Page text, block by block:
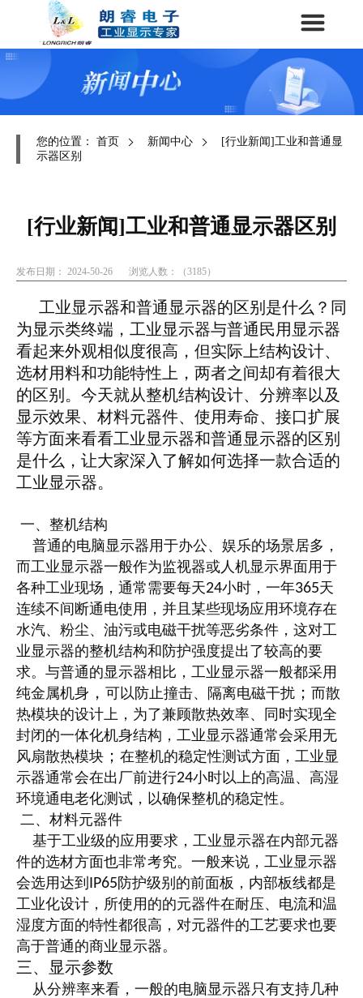
您的位置： 首页 新闻中心
[行业新闻]工业和普通显
示器区别
[行业新闻]工业和普通显示器区别
发布日期： 2024-50-26 浏览人数：（3185）
工业显示器和普通显示器的区别是什么 ？ 同
为显示类终端，工业显示器与普通民用显示器
看起来外观相似度很高，但实际上结构设计、
选材用料和功能特性上，两者之间却有着很大
的区别。今天就从整机结构设计、分辨率以及
显示效果、材料元器件、使用寿命、接口扩展
等方面来看看工业显示器和普通显示器的区别
是什么，让大家深入了解如何选择一款合适的
工业显示器。
一、整机结构
普通的电脑显示器用于办公、娱乐的场景居多，
而工业显示器一般作为监视器或人机显示界面用于
各种工业现场，通常需要每天24小时，一年365天
连续不间断通电使用，并且某些现场应用环境存在
水汽、粉尘、油污或电磁干扰等恶劣条件，这对工
业显示器的整机结构和防护强度提出了较高的要
求。与普通的显示器相比，工业显示器一般都采用
纯金属机身 ， 可以防止撞击、隔离电磁干扰 ； 而散
热模块的设计上，为了兼顾散热效率、同时实现全
封闭的一体化机身结构，工业显示器通常会采用无
风扇散热模块 ； 在整机的稳定性测试方面，工业显
示器通常会在出厂前进行24小时以上的高温、高湿
环境通电老化测试，以确保整机的稳定性。
二、材料元器件
基于工业级的应用要求，工业显示器在内部元器
件的选材方面也非常考究。一般来说，工业显示器
会选用达到
IP65防护级别的前面板，内部板线都是
工业化设计，所使用的的元器件在耐压、电流和温
湿度方面的特性都很高，对元器件的工艺要求也要
高于普通的商业显示器。
三、显示参数
从分辨率来看，一般的电脑显示器只有支持几种